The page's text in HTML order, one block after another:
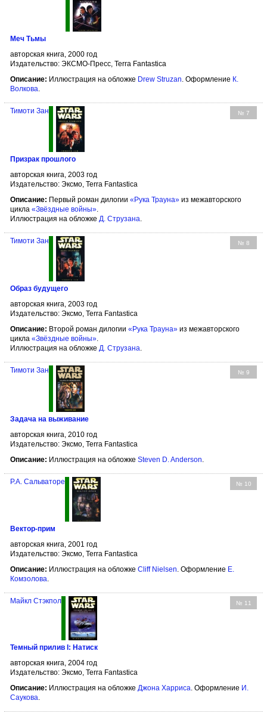
Меч Тьмы
авторская книга, 2000 год
Издательство: ЭКСМО-Пресс, Terra Fantastica
Описание: Иллюстрация на обложке Drew Struzan. Оформление К.
Волкова.
№ 7
Тимоти Зан
Призрак прошлого
авторская книга, 2003 год
Издательство: Эксмо, Terra Fantastica
Описание: Первый роман дилогии «Рука Трауна» из межавторского
цикла «Звёздные войны».
Иллюстрация на обложке Д. Струзана.
№ 8
Тимоти Зан
Образ будущего
авторская книга, 2003 год
Издательство: Эксмо, Terra Fantastica
Описание: Второй роман дилогии «Рука Трауна» из межавторского
цикла «Звёздные войны».
Иллюстрация на обложке Д. Струзана.
№ 9
Тимоти Зан
Задача на выживание
авторская книга, 2010 год
Издательство: Эксмо, Terra Fantastica
Описание: Иллюстрация на обложке Steven D. Anderson
№ 10
Р.А. Сальваторе
Вектор-прим
авторская книга, 2001 год
Издательство: Эксмо, Terra Fantastica
Описание: Иллюстрация на обложке Cliff Nielsen. Оформление Е.
Комзолова.
№ 11
Майкл Стэкпол
Темный прилив I: Натиск
авторская книга, 2004 год
Издательство: Эксмо, Terra Fantastica
Описание: Иллюстрация на обложке Джона Харриса. Оформление И.
Саукова.